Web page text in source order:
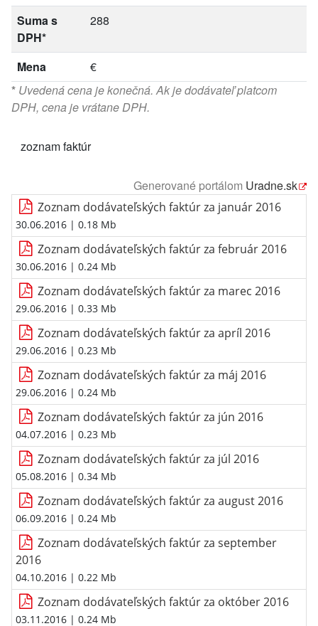
Suma s
DPH*
288
Mena
€
* Uvedená cena je konečná. Ak je dodávateľ platcom
DPH, cena je vrátane DPH.
zoznam faktúr
Generované portálom Uradne.sk
Zoznam dodávateľských faktúr za január 2016
30.06.2016 | 0.18 Mb
Zoznam dodávateľských faktúr za február 2016
30.06.2016 | 0.24 Mb
Zoznam dodávateľských faktúr za marec 2016
29.06.2016 | 0.33 Mb
Zoznam dodávateľských faktúr za apríl 2016
29.06.2016 | 0.23 Mb
Zoznam dodávateľských faktúr za máj 2016
29.06.2016 | 0.24 Mb
Zoznam dodávateľských faktúr za jún 2016
04.07.2016 | 0.23 Mb
Zoznam dodávateľských faktúr za júl 2016
05.08.2016 | 0.34 Mb
Zoznam dodávateľských faktúr za august 2016
06.09.2016 | 0.24 Mb
Zoznam dodávateľských faktúr za september
2016
04.10.2016 | 0.22 Mb
Zoznam dodávateľských faktúr za október 2016
03.11.2016 | 0.24 Mb